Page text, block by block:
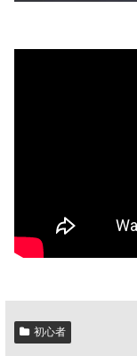
初心者